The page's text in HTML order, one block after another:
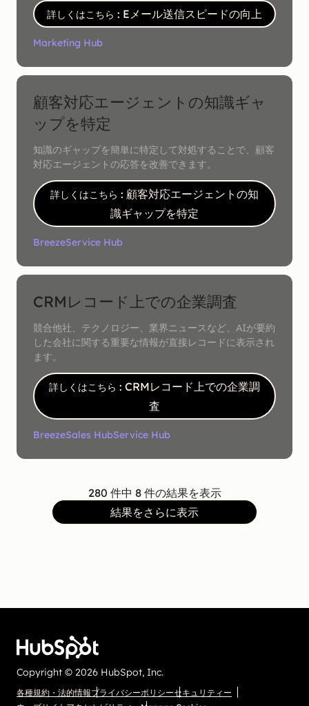
詳しくはこちら : Eメール送信スピードの向上
Marketing Hub
顧客対応エージェントの知識ギャ
ップを特定
知識のギャップを簡単に特定して対処することで、顧客
対応エージェントの応答を改善できます。
詳しくはこちら : 顧客対応エージェントの知
識ギャップを特定
BreezeService Hub
CRMレコード上での企業調査
競合他社、テクノロジー、業界ニュースなど、AIが要約
した会社に関する重要な情報が直接レコードに表示され
ます。
詳しくはこちら : CRMレコード上での企業調
査
BreezeSales HubService Hub
280 件中 8 件の結果を表示
結果をさらに表示
Copyright © 2026 HubSpot, Inc.
各種規約・法的情報プライバシーポリシーセキュリティー